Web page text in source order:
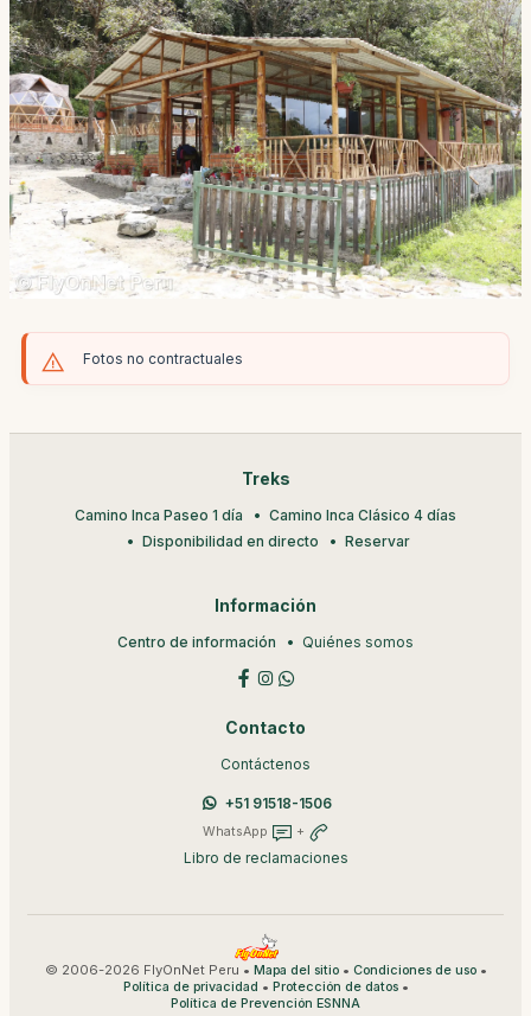
Fotos no contractuales
Treks
Camino Inca Paseo 1 día
Camino Inca Clásico 4 días
Disponibilidad en directo
Reservar
Información
Centro de información Quiénes somos
Contacto
Contáctenos
+51 91518-1506
WhatsApp +
Libro de reclamaciones
© 2006-2026 FlyOnNet Peru • Mapa del sitio• Condiciones de uso•
Política de privacidad • Protección de datos•
Política de Prevención ESNNA